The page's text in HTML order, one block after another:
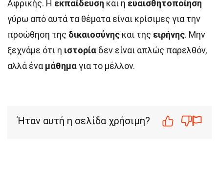
Αφρικής. Η εκπαίδευση και η ευαισθητοποίηση
γύρω από αυτά τα θέματα είναι κρίσιμες για την
προώθηση της δικαιοσύνης και της ειρήνης. Μην
ξεχνάμε ότι η ιστορία δεν είναι απλώς παρελθόν,
αλλά ένα μάθημαγια το μέλλον.
Ήταν αυτή η σελίδα χρήσιμη?